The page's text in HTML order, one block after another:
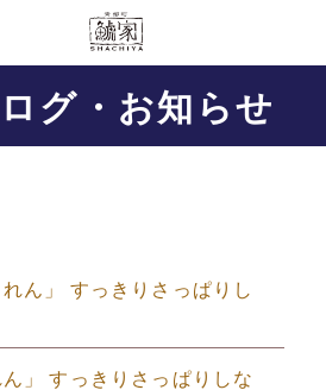
グ・お知らせ
ん」 すっきりさっぱりし
」 すっきりさっぱりしな